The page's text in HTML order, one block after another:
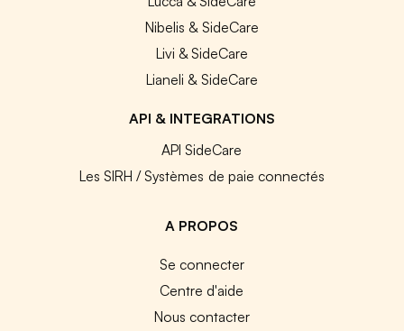
Nibelis & SideCare
Livi & SideCare
Lianeli & SideCare
API & INTEGRATIONS
API SideCare
Les SIRH / Systèmes de paie connectés
A PROPOS
Se connecter
Centre d'aide
Nous contacter